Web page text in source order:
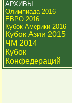
АРХИВЫ:
Олимпиада 2016
ЕВРО 2016
Кубок Америки 2016
Кубок Азии 2015
ЧМ 2014
Кубок
Конфедераций